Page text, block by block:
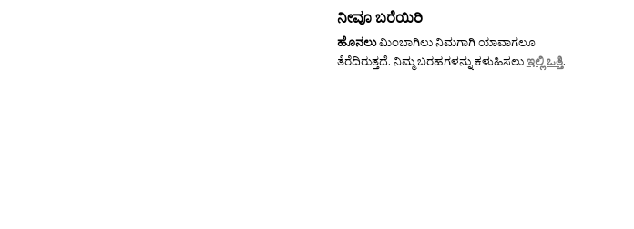
ನೀವೂ ಬರೆಯಿರಿ
ಹೊನಲುಮಿಂಬಾಗಿಲು ನಿಮಗಾಗಿ ಯಾವಾಗಲೂ
ತೆರೆದಿರುತ್ತದೆ. ನಿಮ್ಮ ಬರಹಗಳನ್ನು ಕಳುಹಿಸಲುಇಲ್ಲಿ ಒತ್ತಿ.